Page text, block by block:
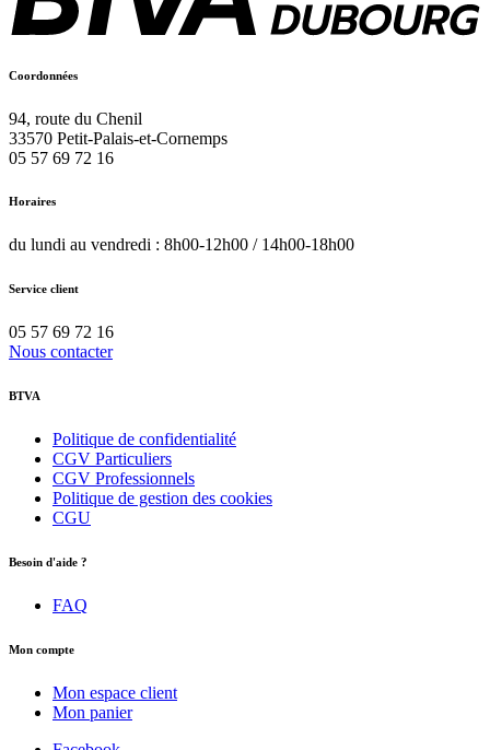
Coordonnées
94, route du Chenil
33570 Petit-Palais-et-Cornemps
05 57 69 72 16
Horaires
du lundi au vendredi : 8h00-12h00 / 14h00-18h00
Service client
05 57 69 72 16
Nous contacter
BTVA
Politique de confidentialité
CGV Particuliers
CGV Professionnels
Politique de gestion des cookies
CGU
Besoin d'aide ?
FAQ
Mon compte
Mon espace client
Mon panier